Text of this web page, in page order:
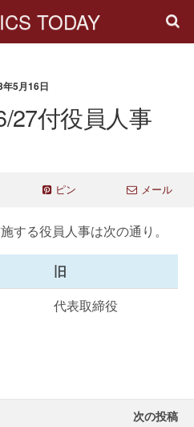
TODAY
5月16日
27付役員人事
ピン メール
する役員人事は次の通り。
旧
代表取締役
次の投稿